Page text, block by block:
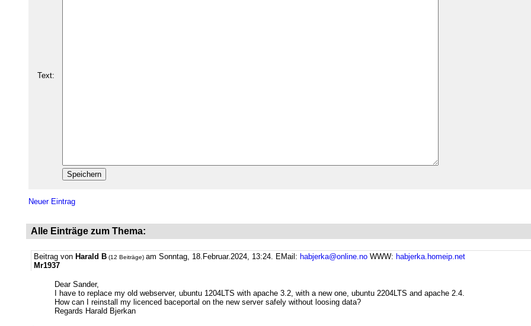
Text:
Neuer Eintrag
Alle Einträge zum Thema:
Beitrag von Harald B (12 Beiträge) am Sonntag, 18.Februar.2024, 13:24. EMail: habjerka@online.no WWW: habjerka.homeip.net
Mr1937
Dear Sander,
I have to replace my old webserver, ubuntu 1204LTS with apache 3.2, with a new one, ubuntu 2204LTS and apache 2.4.
How can I reinstall my licenced baceportal on the new server safely without loosing data?
Regards Harald Bjerkan